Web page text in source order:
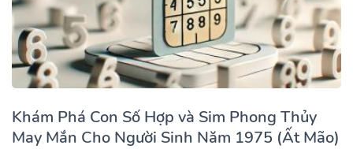
Khám Phá Con Số Hợp và Sim Phong Thủy
May Mắn Cho Người Sinh Năm 1975 (Ất Mão)